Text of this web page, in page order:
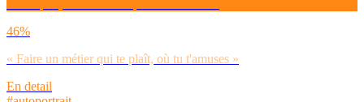
46%
« Faire un métier qui te plaît, où tu t'amuses »
En detail